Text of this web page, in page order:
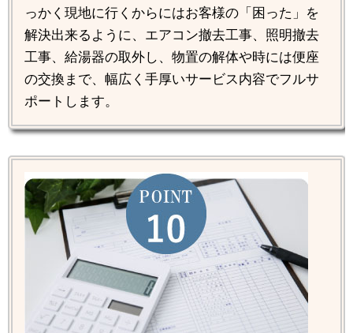
っかく現地に行くからにはお客様の「困った」を
解決出来るように、エアコン撤去工事、照明撤去
工事、給湯器の取外し、物置の解体や時には便座
の交換まで、幅広く手厚いサービス内容でフルサ
ポートします。